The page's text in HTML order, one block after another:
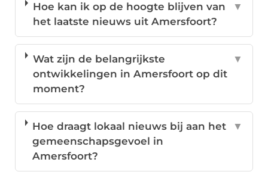
Hoe kan ik op de hoogte blijven van
het laatste nieuws uit Amersfoort?
▼
Wat zijn de belangrijkste
ontwikkelingen in Amersfoort op dit
moment?
▼
Hoe draagt lokaal nieuws bij aan het
gemeenschapsgevoel in
Amersfoort?
▼